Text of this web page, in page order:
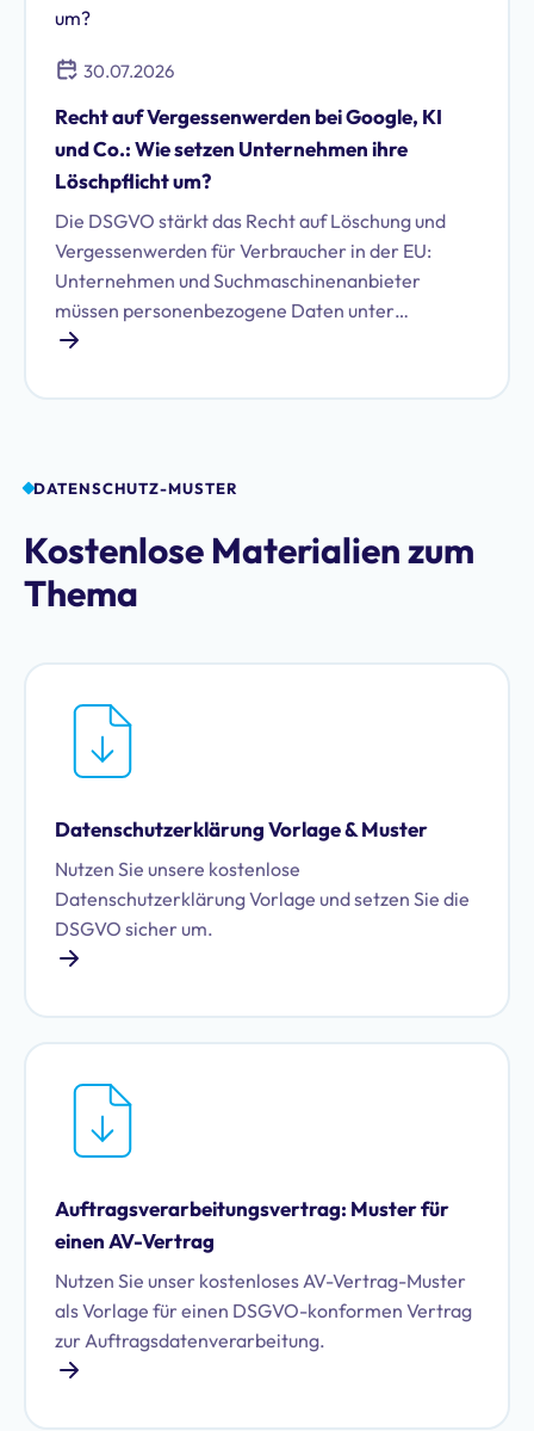
30.07.2026
Recht auf Vergessenwerden bei Google, KI
und Co.: Wie setzen Unternehmen ihre
Löschpflicht um?
Die DSGVO stärkt das Recht auf Löschung und
Vergessenwerden für Verbraucher in der EU:
Unternehmen und Suchmaschinenanbieter
müssen personenbezogene Daten unter
bestimmten Voraussetzungen löschen. Erfahren
nachkommen.
DATENSCHUTZ-MUSTER
Kostenlose Materialien zum
Thema
Datenschutzerklärung Vorlage & Muster
Nutzen Sie unsere kostenlose
Datenschutzerklärung Vorlage und setzen Sie die
DSGVO sicher um.
Auftragsverarbeitungsvertrag: Muster für
einen AV-Vertrag
Nutzen Sie unser kostenloses AV-Vertrag-Muster
als Vorlage für einen DSGVO-konformen Vertrag
zur Auftragsdatenverarbeitung.